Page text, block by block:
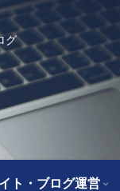
グ
ト・ブログ運営